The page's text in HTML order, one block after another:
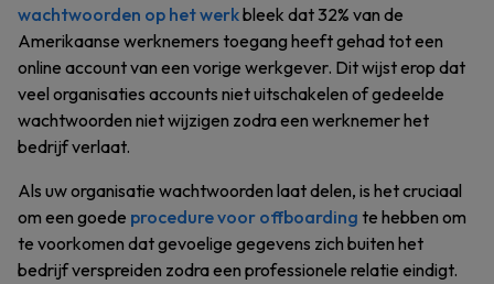
wachtwoorden op het werkbleek dat 32% van de
Amerikaanse werknemers toegang heeft gehad tot een
online account van een vorige werkgever. Dit wijst erop dat
veel organisaties accounts niet uitschakelen of gedeelde
wachtwoorden niet wijzigen zodra een werknemer het
bedrijf verlaat.
Als uw organisatie wachtwoorden laat delen, is het cruciaal
om een goede procedure voor offboarding te hebben om
te voorkomen dat gevoelige gegevens zich buiten het
bedrijf verspreiden zodra een professionele relatie eindigt.